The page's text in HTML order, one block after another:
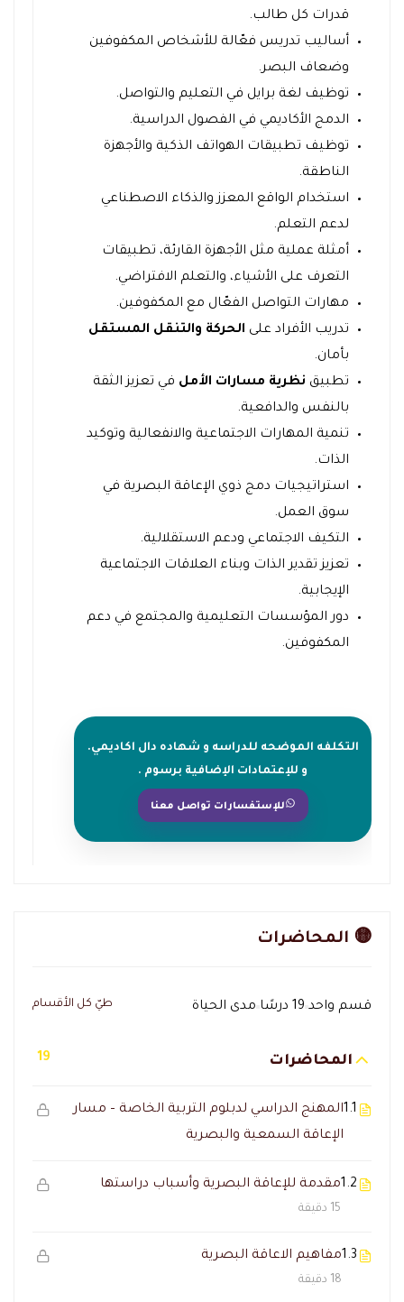
قدرات كل طالب.
أساليب تدريس فعّالة للأشخاص المكفوفين
وضعاف البصر.
توظيف لغة برايل في التعليم والتواصل.
الدمج الأكاديمي في الفصول الدراسية.
توظيف تطبيقات الهواتف الذكية والأجهزة
الناطقة.
استخدام الواقع المعزز والذكاء الاصطناعي
لدعم التعلم.
أمثلة عملية مثل الأجهزة القارئة، تطبيقات
التعرف على الأشياء، والتعلم الافتراضي.
مهارات التواصل الفعّال مع المكفوفين.
تدريب الأفراد على الحركة والتنقل المستقل
بأمان.
تطبيق نظرية مسارات الأمل في تعزيز الثقة
بالنفس والدافعية.
تنمية المهارات الاجتماعية والانفعالية وتوكيد
الذات.
استراتيجيات دمج ذوي الإعاقة البصرية في
سوق العمل.
التكيف الاجتماعي ودعم الاستقلالية.
تعزيز تقدير الذات وبناء العلاقات الاجتماعية
الإيجابية.
دور المؤسسات التعليمية والمجتمع في دعم
المكفوفين.
التكلفه الموضحه للدراسه و شهاده دال اكاديمي.
و للإعتمادات الإضافية برسوم .
للإستفسارات تواصل معنا
🟡 المحاضرات
قسم واحد 19 درسًا مدى الحياة طيّ كل الأقسام
المحاضرات 19
1.1المهنج الدراسي لدبلوم التربية الخاصة – مسار
الإعاقة السمعية والبصرية
1.2مقدمة للإعاقة البصرية وأسباب دراستها
15 دقيقة
1.3مفاهيم الاعاقة البصرية
18 دقيقة